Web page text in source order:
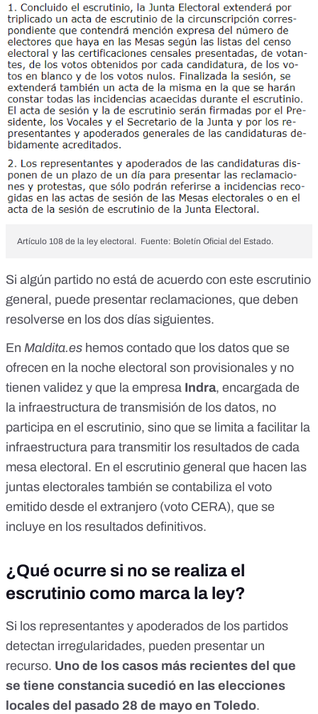
Artículo 108 de la ley electoral. Fuente: Boletín Oficial del Estado.
Si algún partido no está de acuerdo con este escrutinio
general, puede presentar reclamaciones, que deben
resolverse en los dos días siguientes.
En Maldita.es hemos contado que los datos que se
ofrecen en la noche electoral son provisionales y no
tienen validez y que la empresa Indra, encargada de
la infraestructura de transmisión de los datos, no
participa en el escrutinio, sino que se limita a facilitar la
infraestructura para transmitir los resultados de cada
mesa electoral. En el escrutinio general que hacen las
juntas electorales también se contabiliza el voto
emitido desde el extranjero (voto CERA), que se
incluye en los resultados definitivos.
¿Qué ocurre si no se realiza el
escrutinio como marca la ley?
Si los representantes y apoderados de los partidos
detectan irregularidades, pueden presentar un
recurso. Uno de los casos más recientes del que
se tiene constancia sucedió en las elecciones
locales del pasado 28 de mayo en Toledo.